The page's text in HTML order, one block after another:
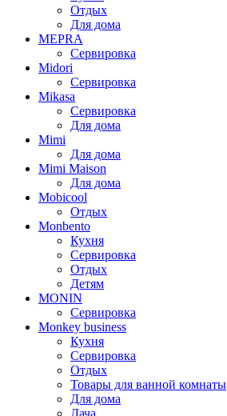
Отдых
Для дома
MEPRA
Сервировка
Midori
Сервировка
Mikasa
Сервировка
Для дома
Mimi
Для дома
Mimi Maison
Для дома
Mobicool
Отдых
Monbento
Кухня
Сервировка
Отдых
Детям
MONIN
Сервировка
Monkey business
Кухня
Сервировка
Отдых
Товары для ванной комнаты
Для дома